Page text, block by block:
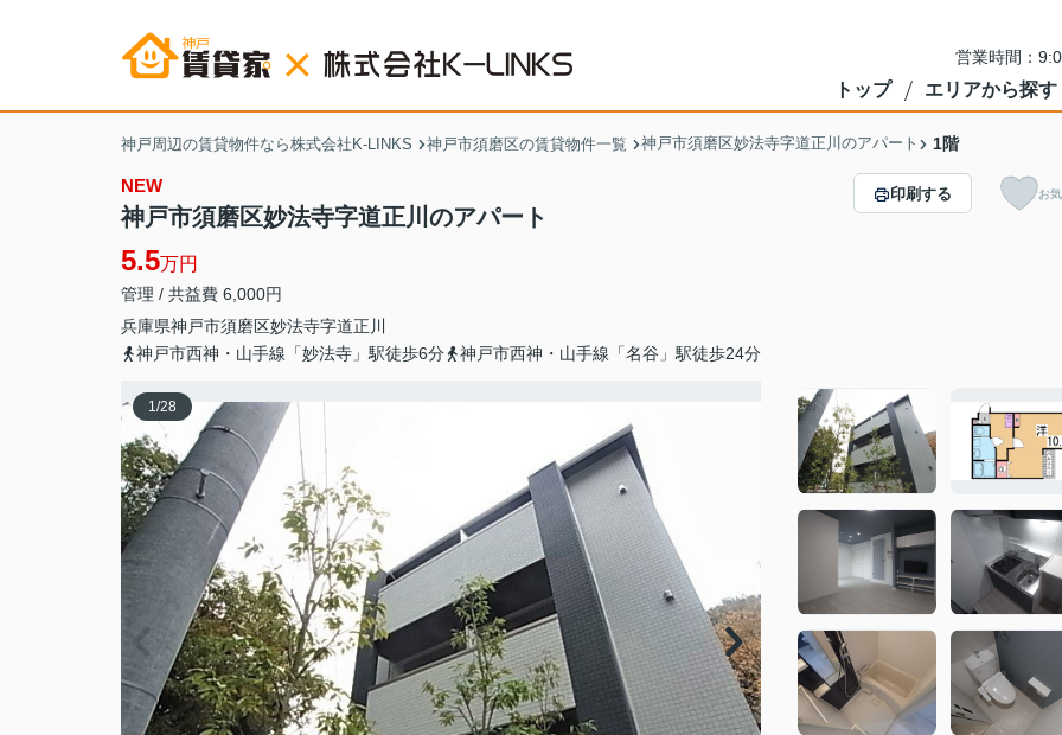
営業時間：
トップ エリアから探す
神戸周辺の賃貸物件なら株式会社K-LINKS 神戸市須磨区の賃貸物件一覧 神戸市須磨区妙法寺字道正川のアパート 1階
NEW
神戸市須磨区妙法寺字道正川のアパート
5.5万円
管理 / 共益費 6,000円
兵庫県神戸市須磨区妙法寺字道正川
神戸市西神・山手線「妙法寺」駅徒歩6分
神戸市西神・山手線「名谷」駅徒歩24分
印刷する お
1/28